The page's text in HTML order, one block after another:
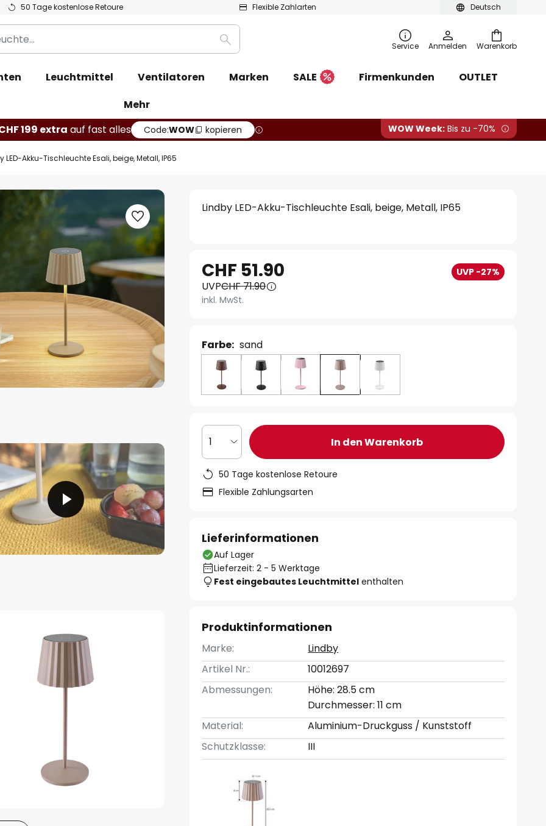
Deutsch
50 Tage kostenlose Retoure Flexible Zahlarten
Warenkorb
Suche Service Anmelden
Leuchtmittel Ventilatoren Marken SALE Firmenkunden
OUTLET
Mehr
199 extra auf fast alles Code:WOW kopieren WOW Week: Bis zu -70%
LED-Akku-Tischleuchte Esali, beige, Metall, IP65
Lindby LED-Akku-Tischleuchte Esali, beige, Metall, IP65
CHF 51.90 UVP -27%
UVPCHF 71.90
inkl. MwSt.
Farbe: sand
1 In den Warenkorb
50 Tage kostenlose Retoure
Flexible Zahlungsarten
Lieferinformationen
Auf Lager
Lieferzeit: 2 - 5 Werktage
Fest eingebautes Leuchtmittel enthalten
Produktinformationen
Marke:
Lindby
Artikel Nr.:
10012697
Abmessungen:
Höhe: 28.5 cm
Durchmesser: 11 cm
Material:
Aluminium-Druckguss / Kunststoff
Schutzklasse:
III